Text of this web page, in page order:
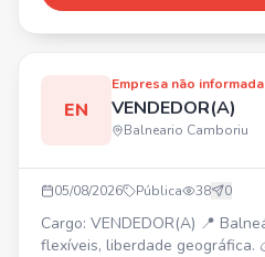
EN
Empresa não informada
VENDEDOR(A)
Balneario Camboriu
05/08/2026 Pública 38 0
Cargo: VENDEDOR(A) 📍 Balneário Camboriú ⏰ Horários
flexíveis, liberdade geográfica. 💰 Ganhos acima da média